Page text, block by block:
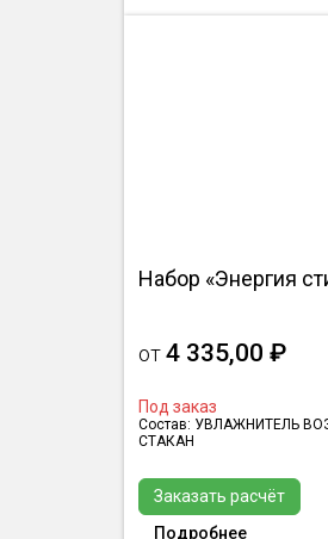
Набор «Энергия
от4 335,00 ₽
Под заказ
Состав: УВЛАЖНИТЕЛЬ
СТАКАН
Заказать расчёт
Подробнее